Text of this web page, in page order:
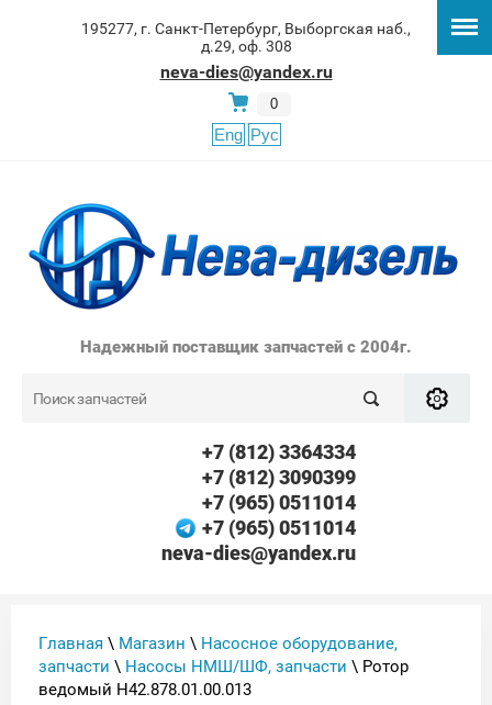
195277, г. Санкт-Петербург, Выборгская наб.,
д.29, оф. 308
neva-dies@yandex.ru
0
Eng Рус
Надежный поставщик запчастей с 2004г.
+7 (812) 3364334
+7 (812) 3090399
+7 (965) 0511014
+7 (965) 0511014
neva-dies@yandex.ru
Главная \ Магазин \ Насосное оборудование,
запчасти \ Насосы НМШ/ШФ, запчасти \ Ротор
ведомый Н42.878.01.00.013